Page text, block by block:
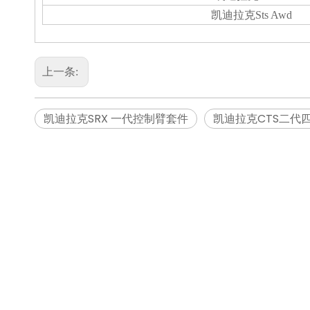
凯迪拉克Sts Awd
上一条:
凯迪拉克SRX 一代控制臂套件 凯迪拉克CTS二代